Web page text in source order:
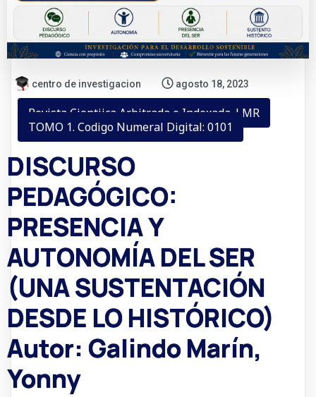
centro de investigacion agosto 18, 2023
Revista Cientiica Arbitrada e Indexada. LMR
TOMO 1. Codigo Numeral Digital: 0101
DISCURSO
PEDAGÓGICO:
PRESENCIA Y
AUTONOMÍA DEL SER
(UNA SUSTENTACIÓN
DESDE LO HISTÓRICO)
Autor: Galindo Marín,
Yonny